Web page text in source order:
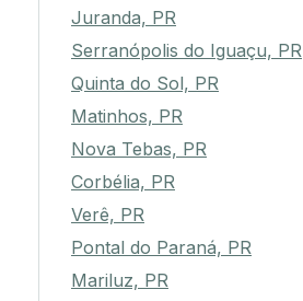
Juranda, PR
Serranópolis do Iguaçu, PR
Quinta do Sol, PR
Matinhos, PR
Nova Tebas, PR
Corbélia, PR
Verê, PR
Pontal do Paraná, PR
Mariluz, PR